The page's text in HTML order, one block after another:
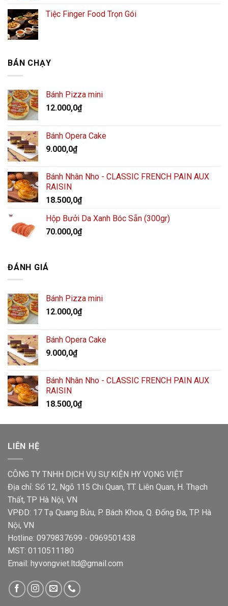
Tiệc Finger Food Trọn Gói
BÁN CHẠY
Bánh Pizza mini
12.000,0₫
Bánh Opera Cake
9.000,0₫
Bánh Nhân Nho - CLASSIC FRENCH PAIN AUX
RAISIN
18.500,0₫
Hộp Bưởi Da Xanh Bóc Sẵn (300gr)
70.000,0₫
ĐÁNH GIÁ
Bánh Pizza mini
12.000,0₫
Bánh Opera Cake
9.000,0₫
Bánh Nhân Nho - CLASSIC FRENCH PAIN AUX
RAISIN
18.500,0₫
LIÊN HỆ
CÔNG TY TNHH DỊCH VỤ SỰ KIỆN HY VỌNG VIỆT
Địa chỉ: Số 12, Ngõ 115 Chi Quan, TT. Liên Quan, H. Thạch
Thất, TP Hà Nội, VN
VPĐD: 17 Tạ Quang Bửu, P. Bách Khoa, Q. Đống Đa, TP. Hà
Nội, VN
Hotline: 0979837699 - 0969501438
MST: 0110511180
Email: hyvongviet.ltd@gmail.com